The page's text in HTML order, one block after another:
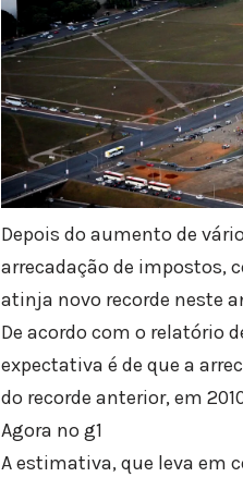
Depois do aumento de
arrecadação de impostos,
atinja novo recorde neste
De acordo com o relatório
expectativa é de que a
do recorde anterior, em
Agora no g1
A estimativa, que leva em